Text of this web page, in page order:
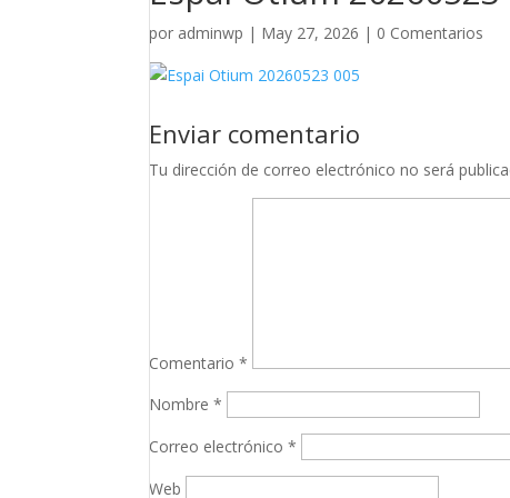
por adminwp | May 27, 2026 | 0 Comentarios
Enviar comentario
Tu dirección de correo electrónico no será
Comentario*
Nombre*
Correo electrónico*
Web